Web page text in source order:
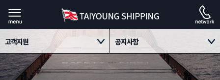
고객지원 공지사항
회사소개 공지사항